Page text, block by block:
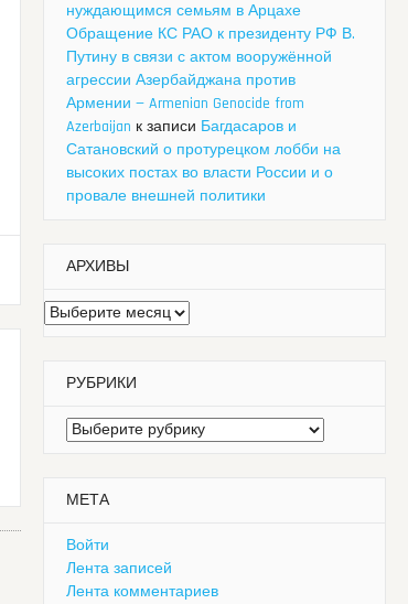
нуждающимся семьям в Арцахе
Обращение КС РАО к президенту РФ В.
Путину в связи с актом вооружённой
агрессии Азербайджана против
Армении — Armenian Genocide from
Azerbaijan к записи Багдасаров и
Сатановский о протурецком лобби на
высоких постах во власти России и о
провале внешней политики
АРХИВЫ
Архивы
РУБРИКИ
Рубрики
МЕТА
Войти
Лента записей
Лента комментариев